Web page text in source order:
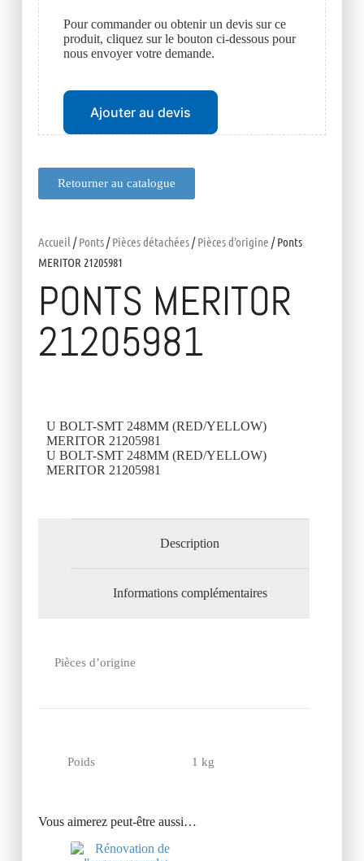
Retourner au catalogue
Accueil /Ponts/Pièces détachées/Pièces d'origine / Ponts
MERITOR 21205981
PONTS MERITOR
21205981
U BOLT-SMT 248MM (RED/YELLOW)
MERITOR 21205981
U BOLT-SMT 248MM (RED/YELLOW)
MERITOR 21205981
Description
Informations complémentaires
Pièces d’origine
Poids 1 kg
Vous aimerez peut-être aussi…
Pour commander ou obtenir un devis sur ce
produit, cliquez sur le bouton ci-dessous pour
nous envoyer votre demande.
Ajouter au devis